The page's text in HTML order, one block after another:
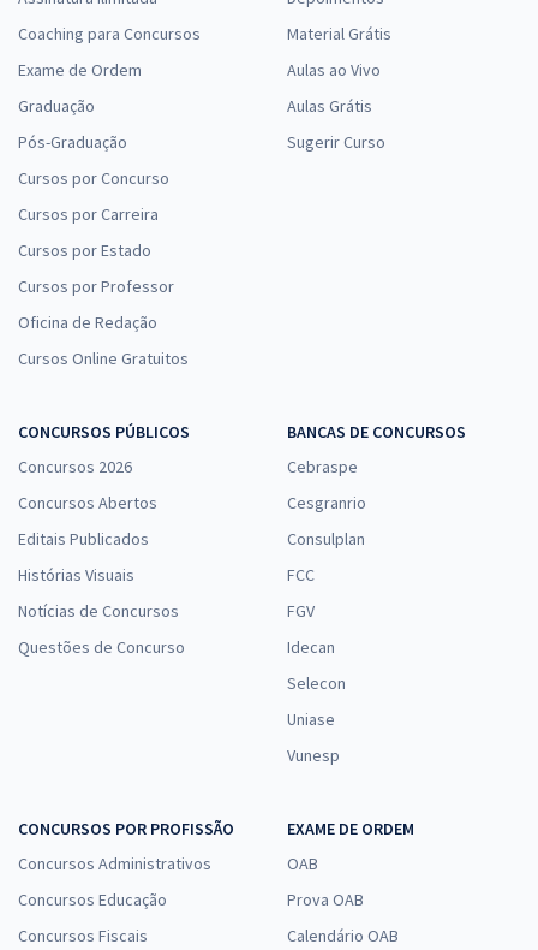
Coaching para Concursos
Exame de Ordem
Graduação
Pós-Graduação
Cursos por Concurso
Cursos por Carreira
Cursos por Estado
Cursos por Professor
Oficina de Redação
Cursos Online Gratuitos
Material Grátis
Aulas ao Vivo
Aulas Grátis
Sugerir Curso
CONCURSOS PÚBLICOS
Concursos 2026
Concursos Abertos
Editais Publicados
Histórias Visuais
Notícias de Concursos
Questões de Concurso
BANCAS DE CONCURSOS
Cebraspe
Cesgranrio
Consulplan
FCC
FGV
Idecan
Selecon
Uniase
Vunesp
CONCURSOS POR PROFISSÃO
Concursos Administrativos
Concursos Educação
Concursos Fiscais
EXAME DE ORDEM
OAB
Prova OAB
Calendário OAB